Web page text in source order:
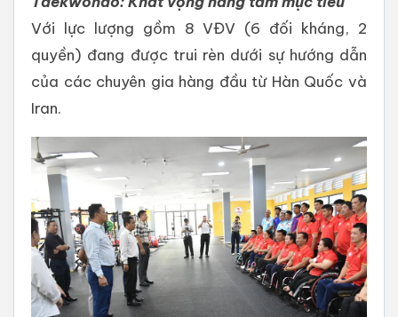
​Với lực lượng gồm 8 VĐV (6 đối kháng, 2
quyền) đang được trui rèn dưới sự hướng dẫn
của các chuyên gia hàng đầu từ Hàn Quốc và
Iran.